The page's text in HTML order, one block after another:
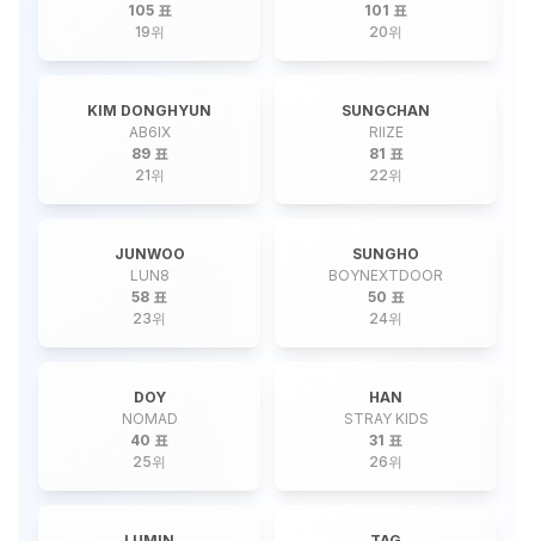
105 표
19위
101 표
20위
KIM DONGHYUN
AB6IX
89 표
21위
SUNGCHAN
RIIZE
81 표
22위
JUNWOO
LUN8
58 표
23위
SUNGHO
BOYNEXTDOOR
50 표
24위
DOY
NOMAD
40 표
25위
HAN
STRAY KIDS
31 표
26위